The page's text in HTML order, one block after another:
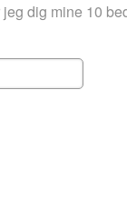
dig mine 10